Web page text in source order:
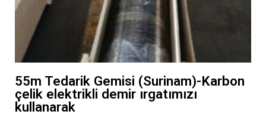
55m Tedarik Gemisi (Surinam)-Karbon
çelik elektrikli demir ırgatımızı
kullanarak